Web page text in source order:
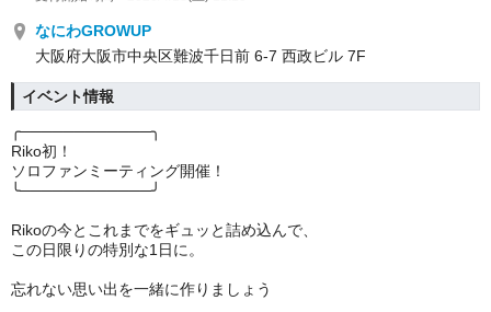
なにわGROWUP
大阪府大阪市中央区難波千日前 6-7 西政ビル 7F
イベント情報
╭────────────╮
Riko初！
ソロファンミーティング開催！
╰────────────╯
Rikoの今とこれまでをギュッと詰め込んで、
この日限りの特別な1日に。
忘れない思い出を一緒に作りましょう